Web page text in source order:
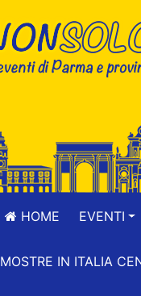
HOME EVENTI
MOSTRE IN ITALIA